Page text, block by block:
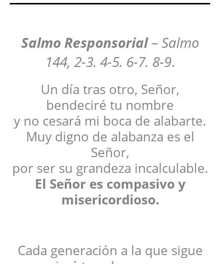
Salmo Responsorial – Salmo
144, 2-3. 4-5. 6-7. 8-9.
Un día tras otro, Señor,
bendeciré tu nombre
y no cesará mi boca de alabarte.
Muy digno de alabanza es el
Señor,
por ser su grandeza incalculable.
El Señor es compasivo y
misericordioso.
Cada generación a la que sigue